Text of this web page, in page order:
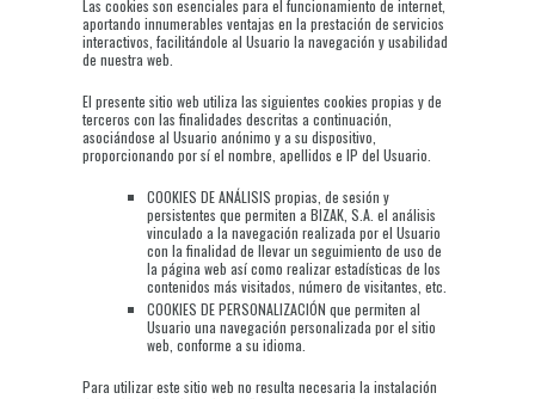
Las cookies son esenciales para el funcionamiento de internet,
aportando innumerables ventajas en la prestación de servicios
interactivos, facilitándole al Usuario la navegación y usabilidad
de nuestra web.
El presente sitio web utiliza las siguientes cookies propias y de
terceros con las finalidades descritas a continuación,
asociándose al Usuario anónimo y a su dispositivo,
proporcionando por sí el nombre, apellidos e IP del Usuario.
COOKIES DE ANÁLISIS propias, de sesión y
persistentes que permiten a BIZAK, S.A. el análisis
vinculado a la navegación realizada por el Usuario
con la finalidad de llevar un seguimiento de uso de
la página web así como realizar estadísticas de los
contenidos más visitados, número de visitantes, etc.
COOKIES DE PERSONALIZACIÓN que permiten al
Usuario una navegación personalizada por el sitio
web, conforme a su idioma.
Para utilizar este sitio web no resulta necesaria la instalación